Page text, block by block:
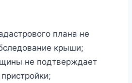
плана не
крыши;
не подтверждает